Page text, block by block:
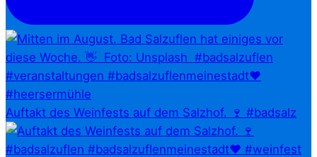
Auftakt des Weinfests auf dem Salzhof. 🍷 #badsalz